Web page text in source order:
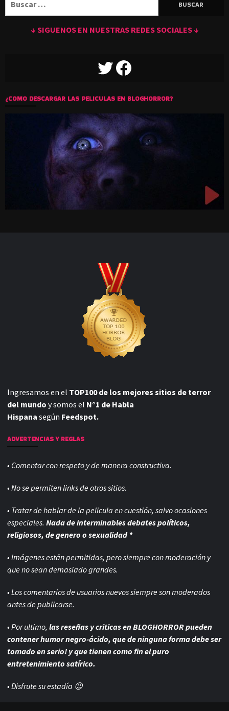
↓ SIGUENOS EN NUESTRAS REDES SOCIALES ↓
TWITTERFACEBOOK
¿COMO DESCARGAR LAS PELICULAS EN BLOGHORROR?
Ingresamos en el TOP100 de los mejores sitios de terror
del mundo y somos el N°1 de Habla
Hispana según Feedspot.
ADVERTENCIAS Y REGLAS
• Comentar con respeto y de manera constructiva.
• No se permiten links de otros sitios.
• Tratar de hablar de la pelicula en cuestión, salvo ocasiones
especiales. Nada de interminables debates políticos,
religiosos, de genero o sexualidad *
• Imágenes están permitidas, pero siempre conmoderación y
que no sean demasiado grandes.
• Los comentarios de usuarios nuevos siempre son moderados
antes de publicarse.
• Por ultimo, las reseñas y criticas en BLOGHORROR pueden
contener humor negro-ácido, que de ninguna forma debe ser
tomado en serio! y que tienen como fin el puro
entretenimiento satírico.
• Disfrute su estadía 😉